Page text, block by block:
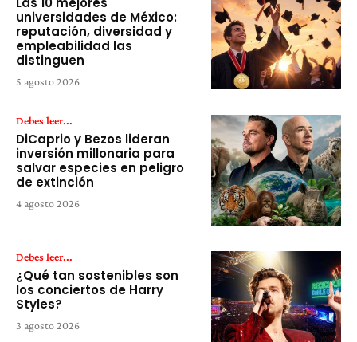
universidades de México:
reputación, diversidad y
empleabilidad las
distinguen
5 agosto 2026
Debes leer...
DiCaprio y Bezos lideran
inversión millonaria para
salvar especies en peligro
de extinción
4 agosto 2026
Debes leer...
¿Qué tan sostenibles son
los conciertos de Harry
Styles?
3 agosto 2026